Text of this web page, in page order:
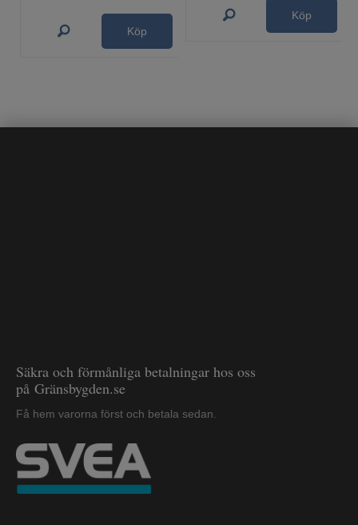
Köp
Köp
Säkra och förmånliga betalningar hos oss
på Gränsbygden.se
Få hem varorna först och betala sedan.